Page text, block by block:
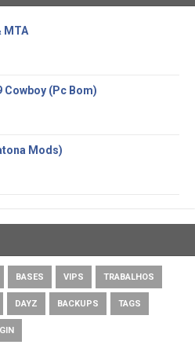
MTA
Cowboy (Pc Bom)
Mods)
BASES VIPS TRABALHOS
DAYZ BACKUPS TAGS